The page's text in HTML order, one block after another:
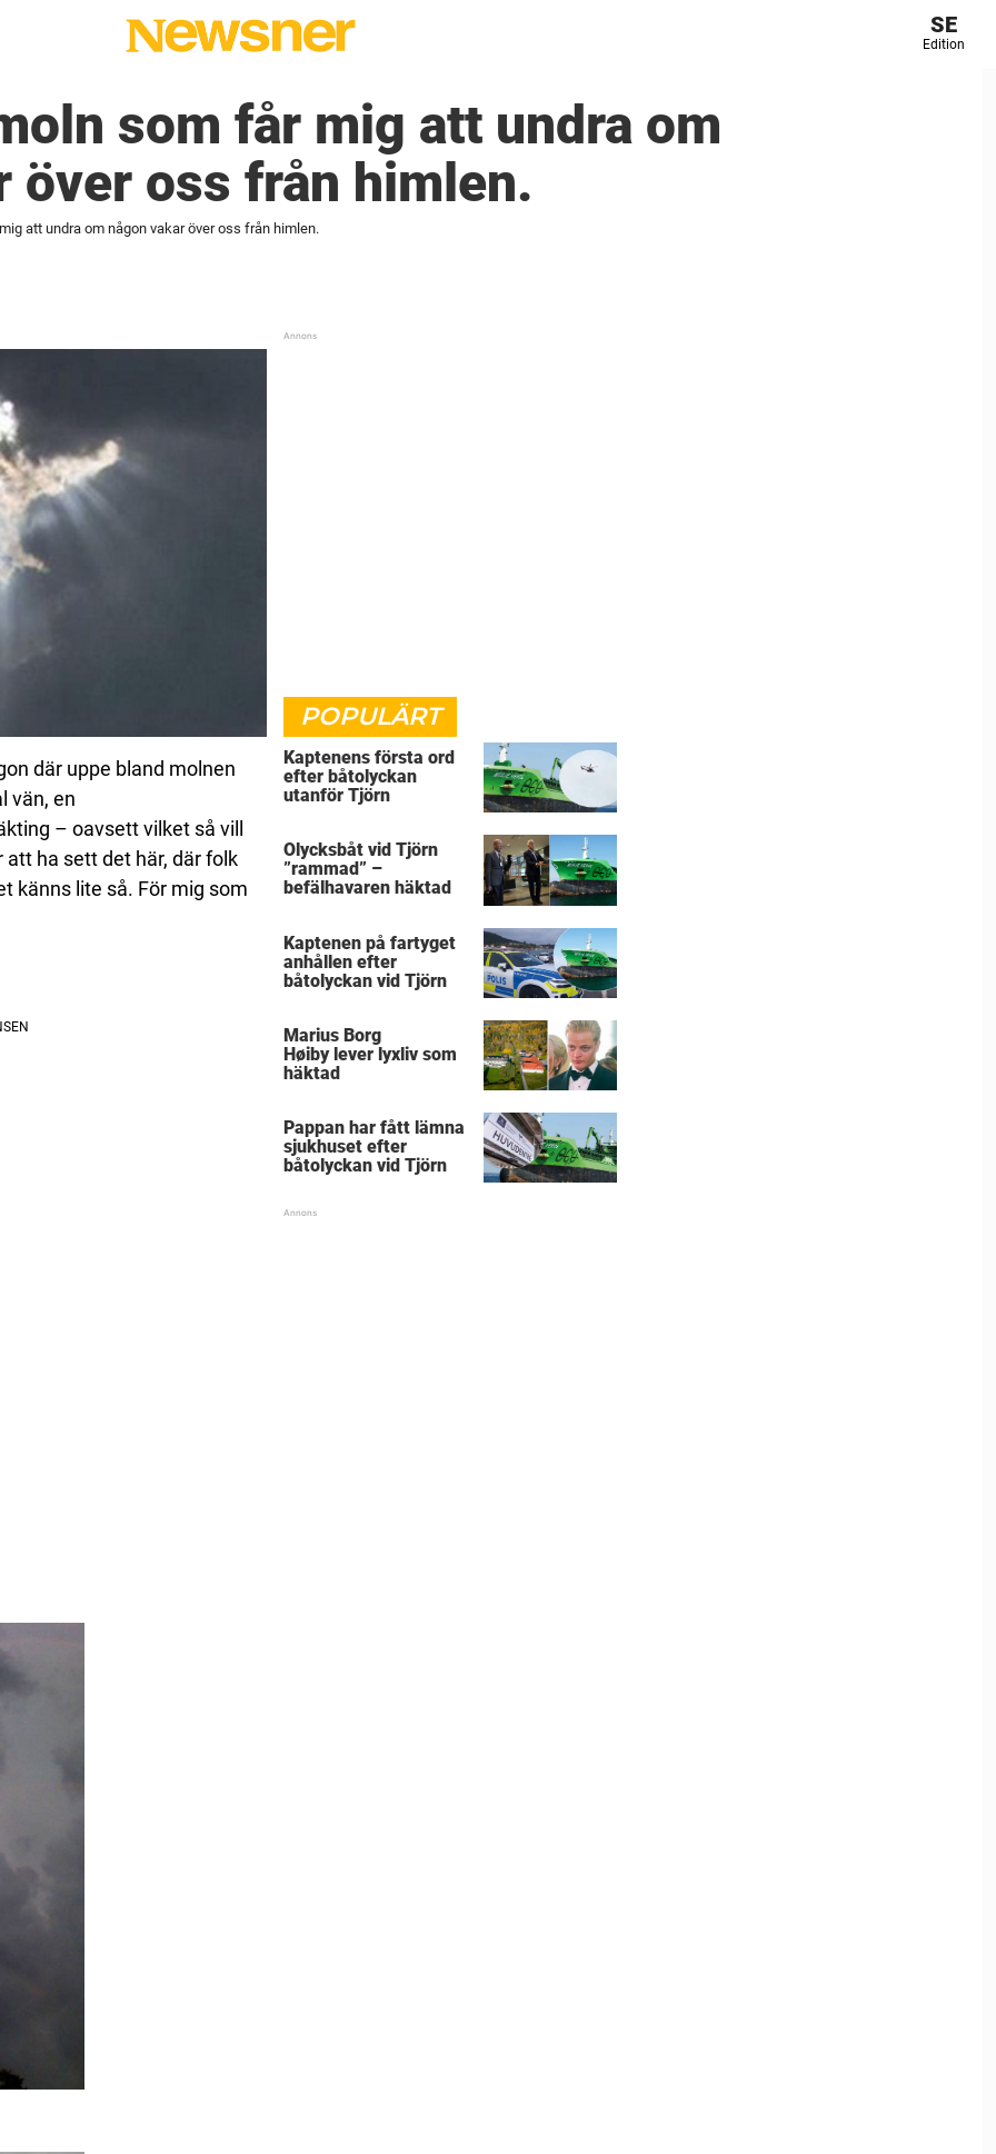
SE
Edition
som får mig att undra om
över oss från himlen.
att undra om någon vakar över oss från himlen.
där uppe bland molnen
vän, en
– oavsett vilket så vill
att ha sett det här, där folk
känns lite så. För mig som
POPULÄRT
Kaptenens första ord
efter båtolyckan
utanför Tjörn
Olycksbåt vid Tjörn
”rammad” –
befälhavaren häktad
Kaptenen på fartyget
anhållen efter
båtolyckan vid Tjörn
Marius Borg
Høiby lever lyxliv som
häktad
Pappan har fått lämna
sjukhuset efter
båtolyckan vid Tjörn